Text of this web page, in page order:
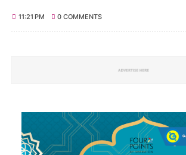
11:21 PM 0 COMMENTS